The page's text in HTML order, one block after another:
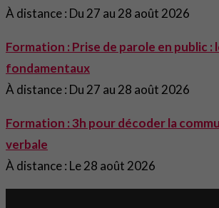
À distance : Du 27 au 28 août 2026
Formation : Prise de parole en public :
fondamentaux
À distance : Du 27 au 28 août 2026
Formation : 3h pour décoder la
verbale
À distance : Le 28 août 2026